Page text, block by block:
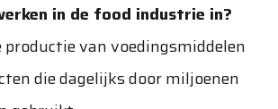
in de food industrie in?
productie van voedingsmiddelen
die dagelijks door miljoenen